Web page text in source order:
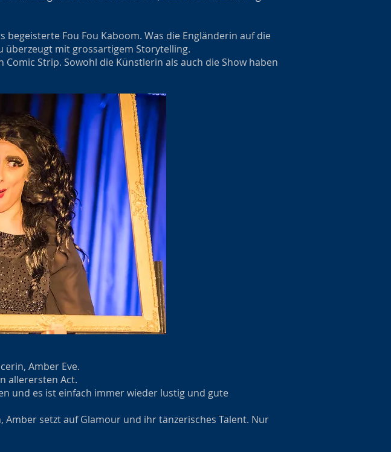
Fou Fou Kaboom. Was die Engländerin auf die
überzeugt mit grossartigem Storytelling.
Strip. Sowohl die Künstlerin als auch die Show haben
Amber Eve.
allerersten Act.
und es ist einfach immer wieder lustig und gute
setzt auf Glamour und ihr tänzerisches Talent. Nur